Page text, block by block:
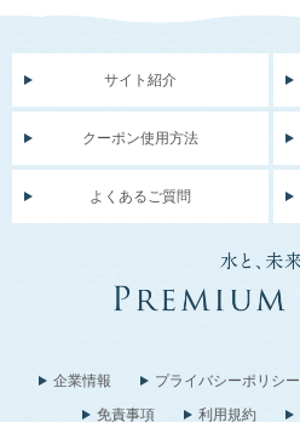
サイト紹介
クーポン使用方法
よくあるご質問
企業情報 プライバシーポリシー
免責事項
利用規約